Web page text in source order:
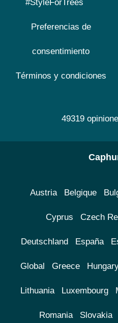
#StyleForTrees
Preferencias de
consentimiento
Términos y condiciones
49319
Austria Belgique
Cyprus Czech
Deutschland España
Global Greece
Lithuania Luxembourg
Romania Slovakia